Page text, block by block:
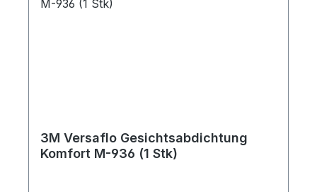
3M Versaflo Gesichtsabdichtung
Komfort M-936 (1 Stk)